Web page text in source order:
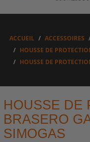
ACCUEIL ACCESSOIRES
HOUSSE DE
HOUSSE DE
HOUSSE DE
BRASERO
SIMOGAS